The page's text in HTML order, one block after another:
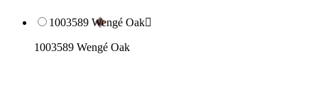
1003589 Wengé Oak
1003589 Wengé Oak